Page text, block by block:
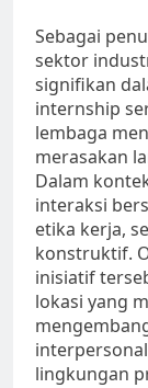
Sebagai
sektor
signifikan
internship
lembaga
merasakan
Dalam
interaksi
etika kerja,
konstruktif.
inisiatif
lokasi yang
lingkungan